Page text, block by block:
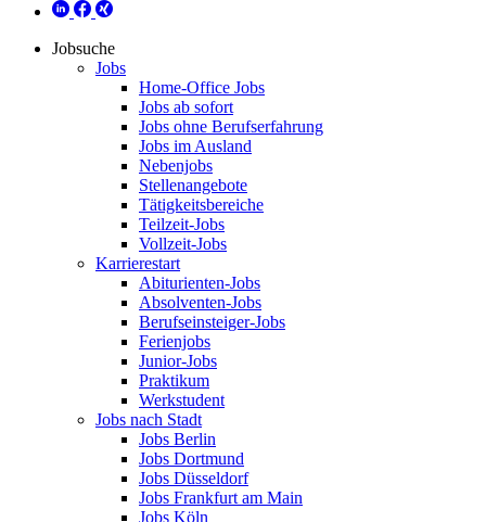
Jobsuche
Jobs
Home-Office Jobs
Jobs ab sofort
Jobs ohne Berufserfahrung
Jobs im Ausland
Nebenjobs
Stellenangebote
Tätigkeitsbereiche
Teilzeit-Jobs
Vollzeit-Jobs
Karrierestart
Abiturienten-Jobs
Absolventen-Jobs
Berufseinsteiger-Jobs
Ferienjobs
Junior-Jobs
Praktikum
Werkstudent
Jobs nach Stadt
Jobs Berlin
Jobs Dortmund
Jobs Düsseldorf
Jobs Frankfurt am Main
Jobs Köln